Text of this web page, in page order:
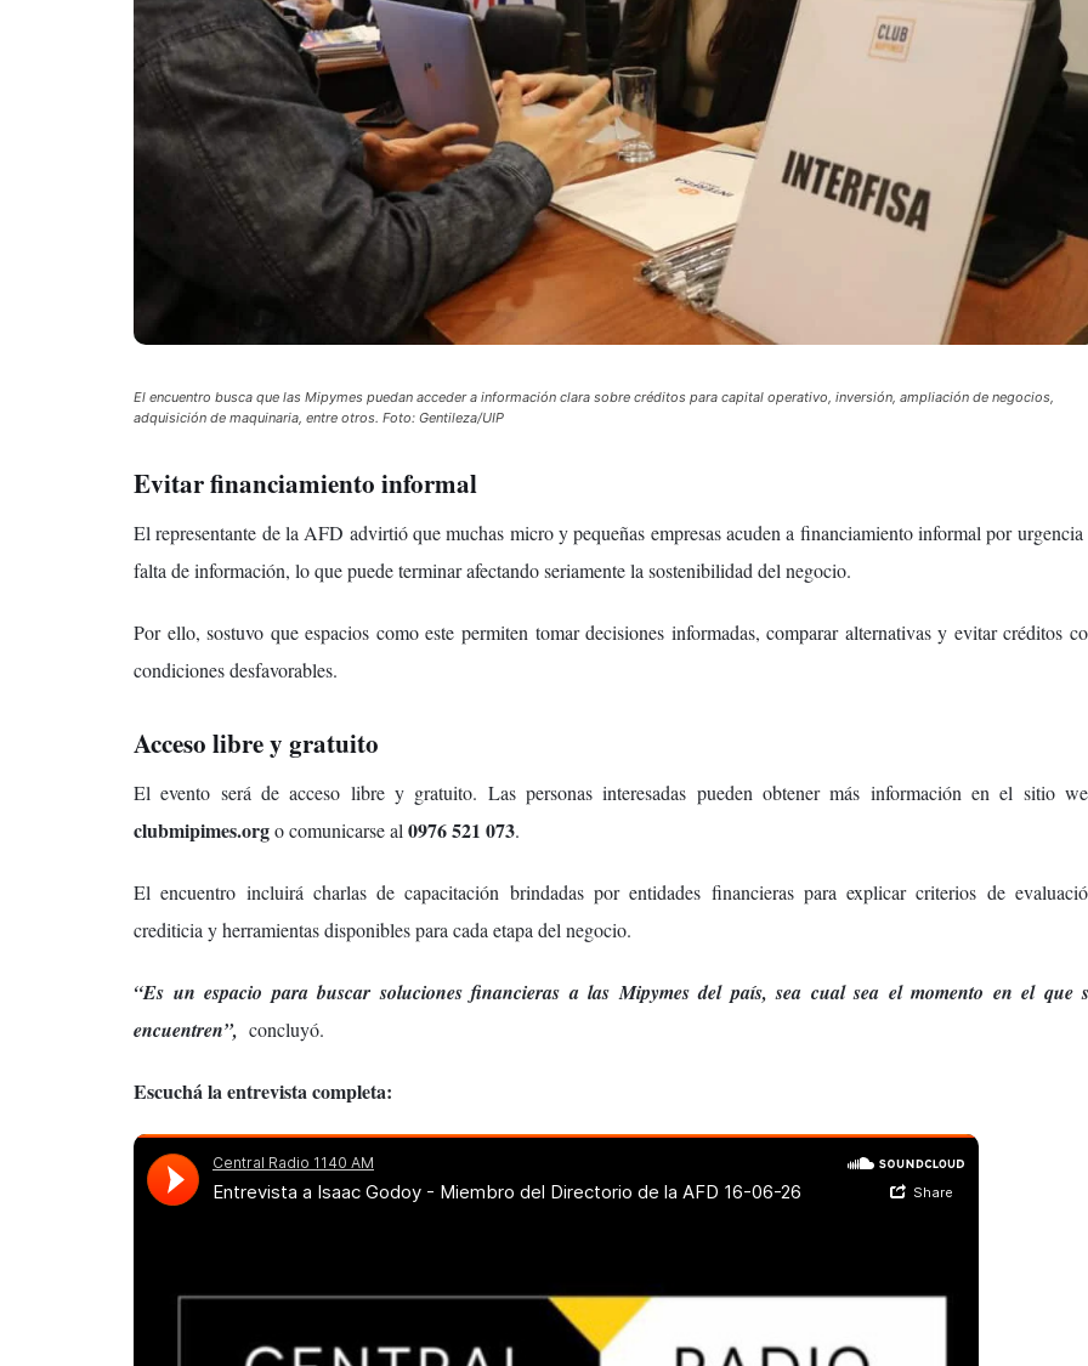
El encuentro busca que las Mipymes puedan acceder a información clara sobre créditos para capital operativo, inversión, ampliación de negocios,
adquisición de maquinaria, entre otros. Foto: Gentileza/UIP
Evitar financiamiento informal
El representante de la AFD advirtió que muchas micro y pequeñas empresas acuden a financiamiento informal por urgencia
falta de información, lo que puede terminar afectando seriamente la sostenibilidad del negocio.
Por ello, sostuvo que espacios como este permiten tomar decisiones informadas, comparar alternativas y evitar créditos
condiciones desfavorables.
Acceso libre y gratuito
El evento será de acceso libre y gratuito. Las personas interesadas pueden obtener más información en el sitio
clubmipimes.orgo comunicarse al 0976 521 073.
El encuentro incluirá charlas de capacitación brindadas por entidades financieras para explicar criterios de
crediticia y herramientas disponibles para cada etapa del negocio.
“Es un espacio para buscar soluciones financieras a las Mipymes del país, sea cual sea el momento en el que
encuentren”, concluyó.
Escuchá la entrevista completa: